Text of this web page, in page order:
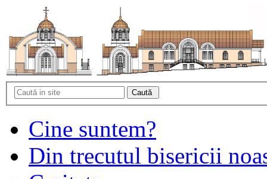
Cine suntem?
Din trecutul bisericii